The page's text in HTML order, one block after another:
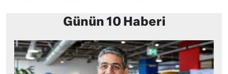
Günün 10 Haberi